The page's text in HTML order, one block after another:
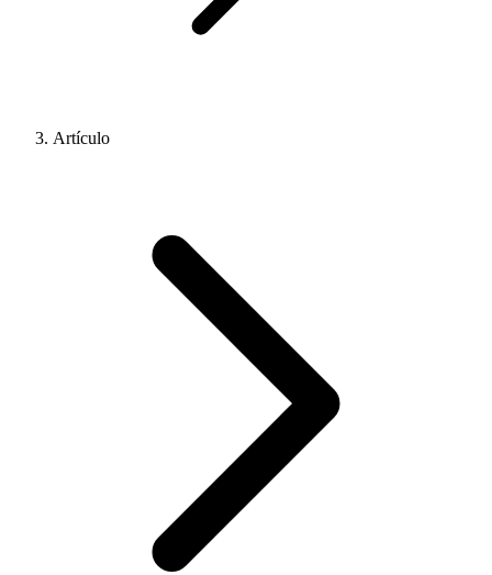
Artículo